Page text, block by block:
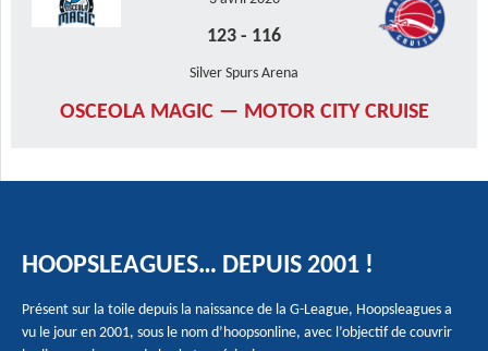
123 - 116
Silver Spurs Arena
OSCEOLA MAGIC — MOTOR CITY CRUISE
HOOPSLEAGUES… DEPUIS 2001 !
Présent sur la toile depuis la naissance de la G-League, Hoopsleagues a
vu le jour en 2001, sous le nom d’hoopsonline, avec l’objectif de couvrir